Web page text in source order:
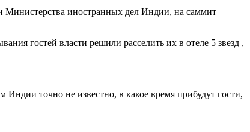
Министерства иностранных дел Индии, на саммит
гостей власти решили расселить их в отеле 5 звезд ,
Индии точно не известно, в какое время прибудут гости,